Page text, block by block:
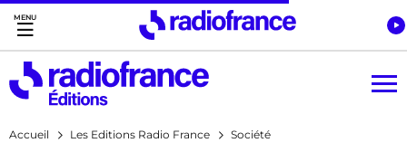
Accès direct :
Menu principal
Contenu
Accueil Les Editions Radio France Société